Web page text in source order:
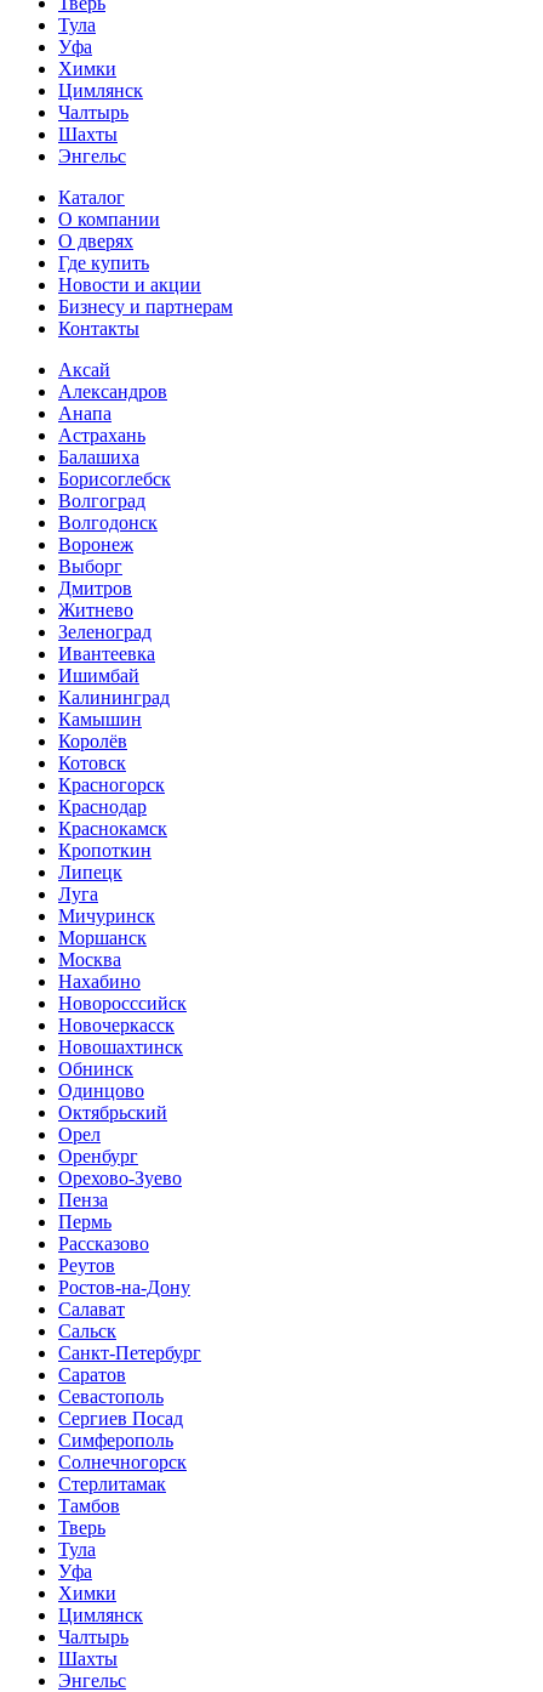
Тула
Уфа
Химки
Цимлянск
Чалтырь
Шахты
Энгельс
Каталог
О компании
О дверях
Где купить
Новости и акции
Бизнесу и партнерам
Контакты
Аксай
Александров
Анапа
Астрахань
Балашиха
Борисоглебск
Волгоград
Волгодонск
Воронеж
Выборг
Дмитров
Житнево
Зеленоград
Ивантеевка
Ишимбай
Калининград
Камышин
Королёв
Котовск
Красногорск
Краснодар
Краснокамск
Кропоткин
Липецк
Луга
Мичуринск
Моршанск
Москва
Нахабино
Новоросссийск
Новочеркасск
Новошахтинск
Обнинск
Одинцово
Октябрьский
Орел
Оренбург
Орехово-Зуево
Пенза
Пермь
Рассказово
Реутов
Ростов-на-Дону
Салават
Сальск
Санкт-Петербург
Саратов
Севастополь
Сергиев Посад
Симферополь
Солнечногорск
Стерлитамак
Тамбов
Тверь
Тула
Уфа
Химки
Цимлянск
Чалтырь
Шахты
Энгельс